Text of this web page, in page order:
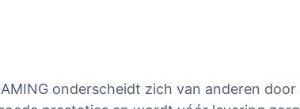
onderscheidt zich van anderen